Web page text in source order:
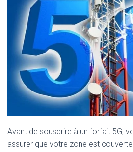
Avant de souscrire à un forfait 5G,
assurer que votre zone est